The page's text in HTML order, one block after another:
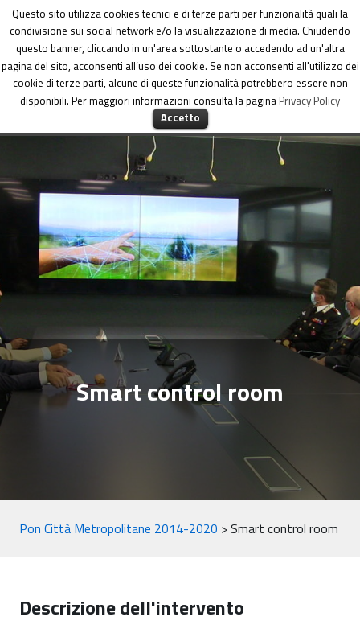
Dipartimento per le Politiche di coesione
Smart control room
Pon Città Metropolitane 2014-2020 >Smart control room
Descrizione dell'intervento
Questo sito utilizza cookies tecnici e di terze parti per funzionalità quali la
condivisione sui social network e/o la visualizzazione di media. Chiudendo
questo banner, cliccando in un'area sottostante o accedendo ad un'altra
pagina del sito, acconsenti all’uso dei cookie. Se non acconsenti all'utilizzo dei
cookie di terze parti, alcune di queste funzionalità potrebbero essere non
disponibili. Per maggiori informazioni consulta la pagina Privacy Policy
Accetto